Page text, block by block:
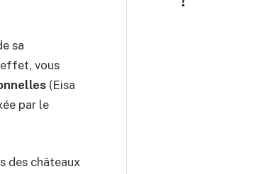
sa
vous
(Eisa
par le
des châteaux